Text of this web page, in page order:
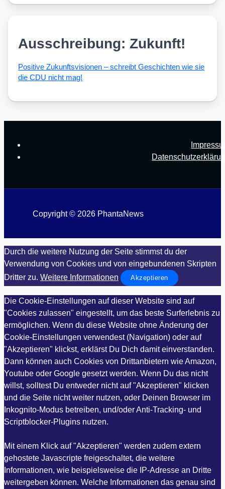
Ausschreibung: Zukunft!
Posi­ti­ve Zukunfts­vi­sio­nen – schreibt Geschich­ten wie sie
die CDU nicht mag!
Copyright © 2026 PhantaNews
Durch die weitere Nutzung der Seite stimmst du der
Verwendung von Cookies und von eingebundenen Skripten
Dritter zu. Weitere Informationen Akzeptieren
Die Cookie-Einstellungen auf dieser Website sind auf
"Cookies zulassen" eingestellt, um das beste Surferlebnis zu
ermöglichen. Wenn du diese Website ohne Änderung der
Cookie-Einstellungen verwendest (Navigation) oder auf
"Akzeptieren" klickst, erklärst Du Dich damit einverstanden.
Dann können auch Cookies von Drittanbietern wie Amazon,
Youtube oder Google gesetzt werden. Wenn Du das nicht
willst, solltest Du entweder nicht auf "Akzeptieren" klicken
und die Seite nicht weiter nutzen, oder Deinen Browser im
Inkognito-Modus betreiben, und/oder Anti-Tracking- und
Scriptblocker-Plugins nutzen.
Mit einem Klick auf "Akzeptieren" werden zudem extern
gehostete Javascripte freigeschaltet, die weitere
Informationen, wie beispielsweise die IP-Adresse an Dritte
weitergeben können. Welche Informationen das genau sind